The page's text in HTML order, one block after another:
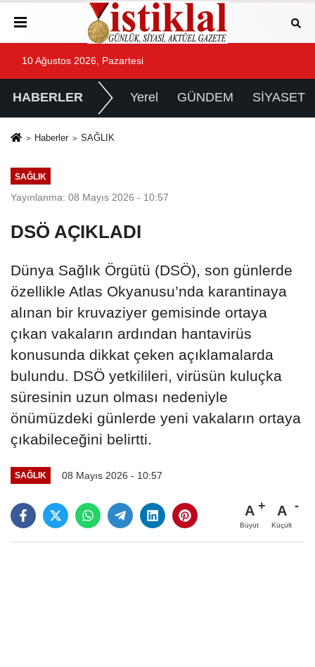
10 Ağustos 2026, Pazartesi
HABERLER Yerel GÜNDEM SİYASET
Haberler SAĞLIK
SAĞLIK
Yayınlanma: 08 Mayıs 2026 - 10:57
DSÖ AÇIKLADI
Dünya Sağlık Örgütü (DSÖ), son günlerde
özellikle Atlas Okyanusu’nda karantinaya
alınan bir kruvaziyer gemisinde ortaya
çıkan vakaların ardından hantavirüs
konusunda dikkat çeken açıklamalarda
bulundu. DSÖ yetkilileri, virüsün kuluçka
süresinin uzun olması nedeniyle
önümüzdeki günlerde yeni vakaların ortaya
çıkabileceğini belirtti.
SAĞLIK 08 Mayıs 2026 - 10:57
A
Büyüt
A
Küçült